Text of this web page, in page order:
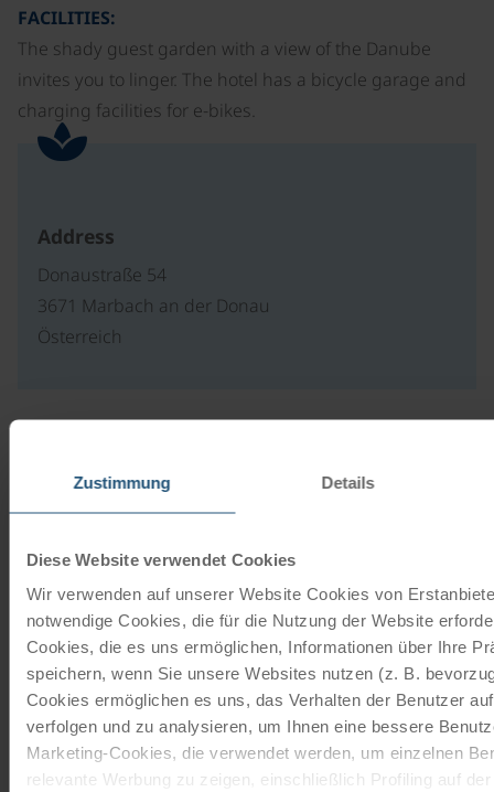
Zustimmung Details
Diese Website verwendet Cookies
Wir verwenden auf unserer Website Cookies von
notwendige Cookies, die für die Nutzung der Website
Cookies, die es uns ermöglichen, Informationen über Ihre
speichern, wenn Sie unsere Websites nutzen (z. B.
Cookies ermöglichen es uns, das Verhalten der Benutzer
verfolgen und zu analysieren, um Ihnen eine bessere
Marketing-Cookies, die verwendet werden, um einzelnen
relevante Werbung zu zeigen, einschließlich Profiling auf
FACILITIES:
The shady guest garden with a view of the Danube
invites you to linger. The hotel has a bicycle garage and
charging facilities for e-bikes.
Address
Donaustraße 54
3671 Marbach an der Donau
Österreich
Cycling holidays, cruises and cycle cruises
Give the gift of unforgettable
moments!
With a travel voucher you always have the
perfect gift.